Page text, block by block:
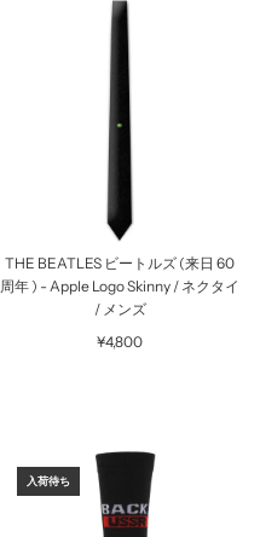
THE BEATLES ビートルズ (来日 60
周年 ) - Apple Logo Skinny / ネクタイ
/ メンズ
¥4,800
入荷待ち